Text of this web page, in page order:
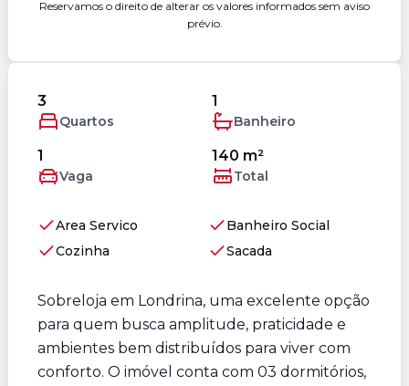
Reservamos o direito de alterar os valores informados sem aviso
prévio.
3
Quartos
1
Banheiro
1
Vaga
140 m²
Total
Area Servico
Banheiro Social
Cozinha
Sacada
Sobreloja em Londrina, uma excelente opção
para quem busca amplitude, praticidade e
ambientes bem distribuídos para viver com
conforto. O imóvel conta com 03 dormitórios,